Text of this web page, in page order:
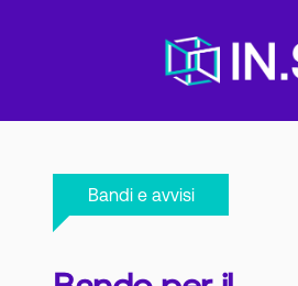
Bandi e avvisi